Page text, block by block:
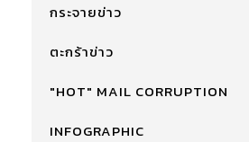
กระจายข่าว
ตะกร้าข่าว
"HOT" MAIL CORRUPTION
INFOGRAPHIC